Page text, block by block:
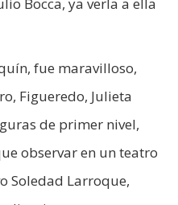
Bocca, ya verla a ella
fue maravilloso,
Figueredo, Julieta
de primer nivel,
observar en un teatro
Soledad Larroque,